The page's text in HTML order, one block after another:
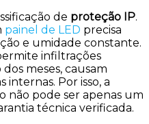
de proteção IP.
painel de LED precisa
e umidade constante.
infiltrações
meses, causam
internas. Por isso, a
não pode ser apenas um
técnica verificada.